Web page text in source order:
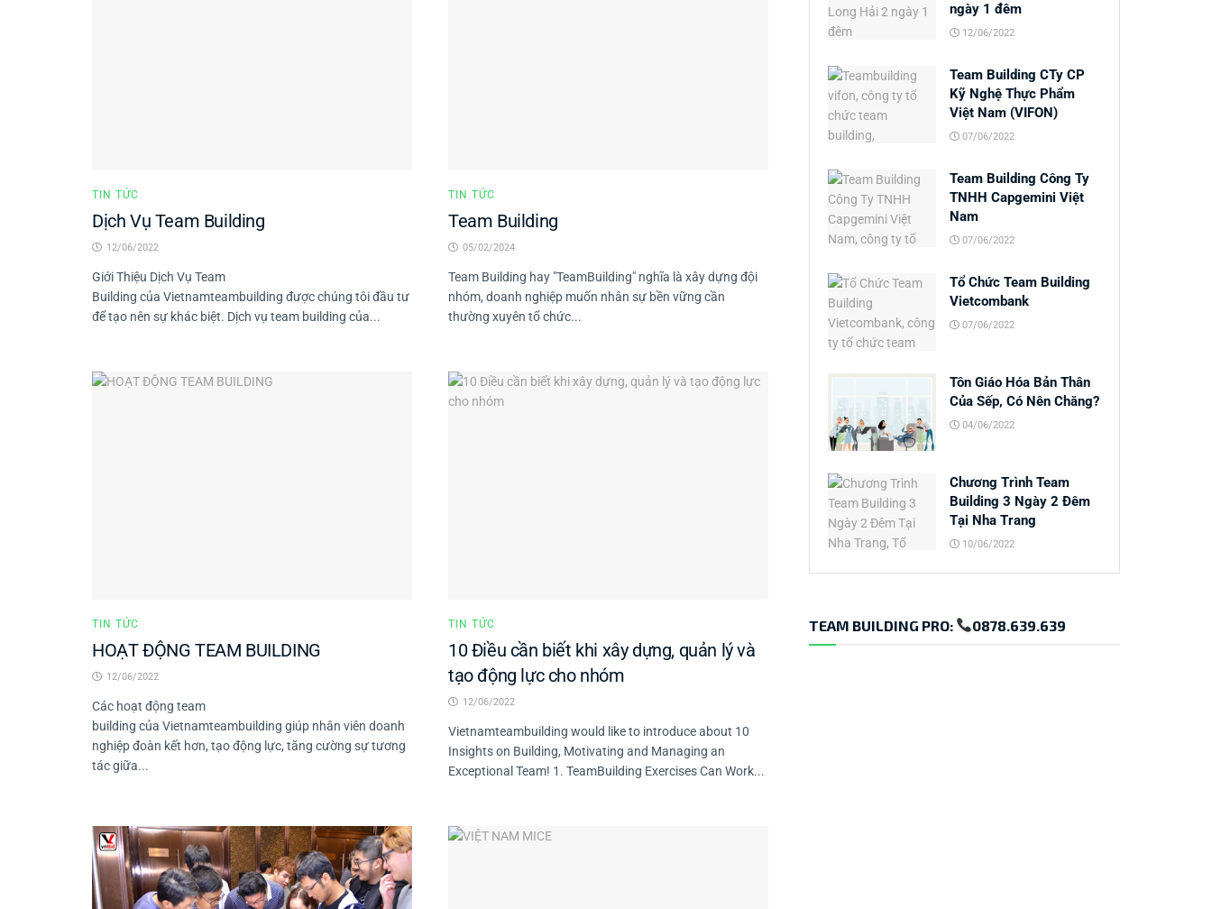
TIN TỨC
Dịch Vụ Team Building
12/06/2022
Giới Thiệu Dịch Vụ Team
Building của Vietnamteambuilding được chúng tôi đầu tư
để tạo nên sự khác biệt. Dịch vụ team building của...
TIN TỨC
Team Building
05/02/2024
Team Building hay "TeamBuilding" nghĩa là xây dựng đội
nhóm, doanh nghiệp muốn nhân sự bền vững cần
thường xuyên tổ chức...
TIN TỨC
HOẠT ĐỘNG TEAM BUILDING
12/06/2022
Các hoạt động team
building của Vietnamteambuilding giúp nhân viên doanh
nghiệp đoàn kết hơn, tạo động lực, tăng cường sự tương
tác giữa...
TIN TỨC
10 Điều cần biết khi xây dựng, quản lý và
tạo động lực cho nhóm
12/06/2022
Vietnamteambuilding would like to introduce about 10
Insights on Building, Motivating and Managing an
Exceptional Team! 1. TeamBuilding Exercises Can Work...
ngày 1 đêm
12/06/2022
Team Building CTy CP
Kỹ Nghệ Thực Phẩm
Việt Nam (VIFON)
07/06/2022
Team Building Công Ty
TNHH Capgemini Việt
Nam
07/06/2022
Tổ Chức Team Building
Vietcombank
07/06/2022
Tôn Giáo Hóa Bản Thân
Của Sếp, Có Nên Chăng?
04/06/2022
Chương Trình Team
Building 3 Ngày 2 Đêm
Tại Nha Trang
10/06/2022
TEAM BUILDING PRO: 0878.639.639